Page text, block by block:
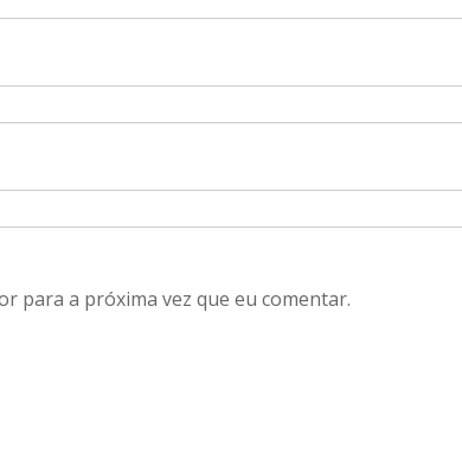
para a próxima vez que eu comentar.